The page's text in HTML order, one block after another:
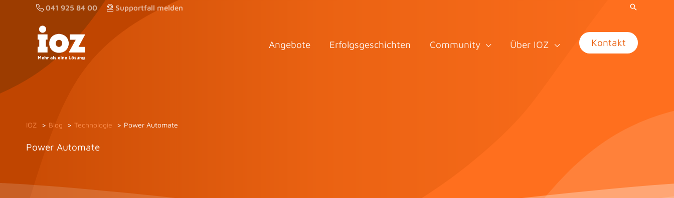
041 925 84 00 Supportfall melden
Angebote Erfolgsgeschichten Community Über IOZ Kontakt
IOZ Blog Technologie Power Automate
Power Automate